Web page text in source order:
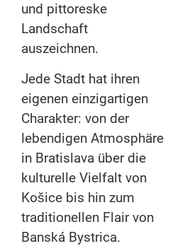
und pittoreske
Landschaft
auszeichnen.
Jede Stadt hat ihren
eigenen einzigartigen
Charakter: von der
lebendigen Atmosphäre
in Bratislava über die
kulturelle Vielfalt von
Košice bis hin zum
traditionellen Flair von
Banská Bystrica.